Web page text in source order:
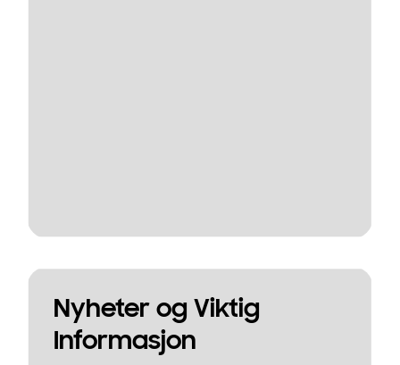
Nyheter og Viktig
Informasjon